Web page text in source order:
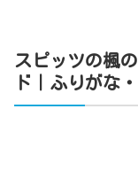
スピッツの楓
ド｜ふりがな